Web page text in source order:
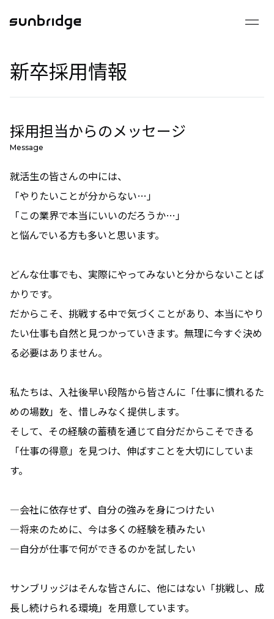
drag_handle
会社を知る
数字で見るサンブリッジ
成長できる環境
インタビュー
メンバーインタビュー
YouTube
新卒採用情報
採用担当からのメッセージ
Message
就活生の皆さんの中には、
「やりたいことが分からない…」
「この業界で本当にいいのだろうか…」
と悩んでいる方も多いと思います。
どんな仕事でも、実際にやってみないと分からないことば
かりです。
だからこそ、挑戦する中で気づくことがあり、本当にやり
たい仕事も自然と見つかっていきます。無理に今すぐ決め
る必要はありません。
私たちは、入社後早い段階から皆さんに「仕事に慣れるた
めの場数」を、惜しみなく提供します。
そして、その経験の蓄積を通じて自分だからこそできる
「仕事の得意」を見つけ、伸ばすことを大切にしていま
す。
―会社に依存せず、自分の強みを身につけたい
―将来のために、今は多くの経験を積みたい
―自分が仕事で何ができるのかを試したい
サンブリッジはそんな皆さんに、他にはない「挑戦し、成
長し続けられる環境」を用意しています。